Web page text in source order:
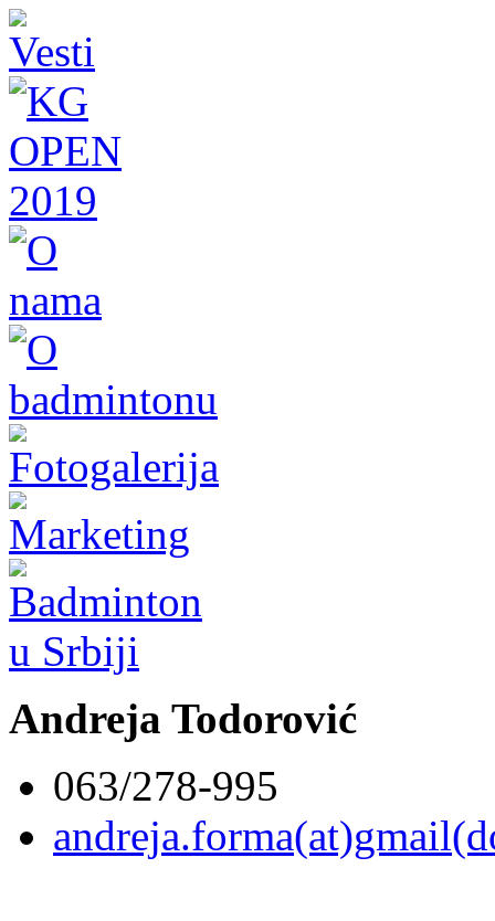
Andreja Todorović
063/278-995